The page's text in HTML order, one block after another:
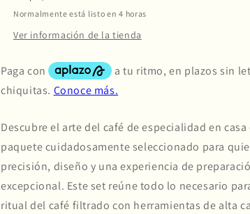
Normalmente está listo en 4 horas
Ver información de la tienda
Descubre el arte del café de especialidad en casa
paquete cuidadosamente seleccionado para
precisión, diseño y una experiencia de
excepcional. Este set reúne todo lo necesario
ritual del café filtrado con herramientas de alta